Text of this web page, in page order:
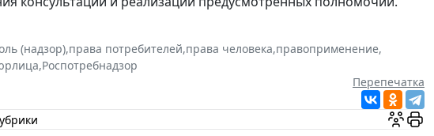
(надзор),права потребителей,права человека,правоприменение,
,Роспотребнадзор
Перепечатка